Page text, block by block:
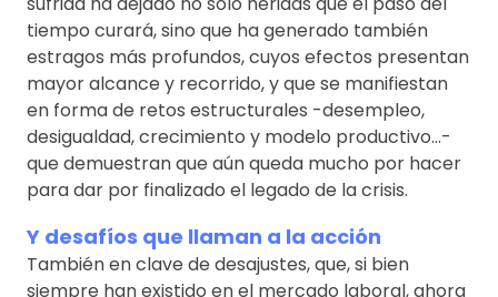
tiempo curará, sino que ha generado también
estragos más profundos, cuyos efectos presentan
mayor alcance y recorrido, y que se manifiestan
en forma de retos estructurales -desempleo,
desigualdad, crecimiento y modelo productivo…-
que demuestran que aún queda mucho por hacer
para dar por finalizado el legado de la crisis.
Y desafíos que llaman a la acción
También en clave de desajustes, que, si bien
siempre han existido en el mercado laboral, ahora